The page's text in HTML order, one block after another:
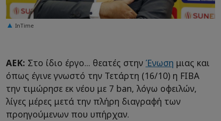
InTime
ΑΕΚ: Στο ίδιο έργο... θεατές στην Ένωση μιας και
όπως έγινε γνωστό την Τετάρτη (16/10) η FIBA
την τιμώρησε εκ νέου με 7 ban, λόγω οφειλών,
λίγες μέρες μετά την πλήρη διαγραφή των
προηγούμενων που υπήρχαν.